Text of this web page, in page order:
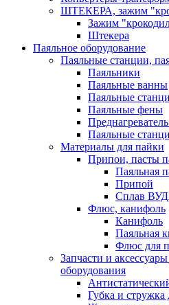
ШТЕКЕРА, зажим
Зажим
Штекера
Паяльное оборудование
Паяльные станции,
Паяльники
Паяльные ванны
Паяльные
Паяльные фены
Паяльные
Материалы для пайки
Припои, пасты
Паяльная
Припой
Сплав
Флюс, канифоль
Канифоль
Паяльная
Флюс для
Запчасти и
оборудования
Губка и стружка